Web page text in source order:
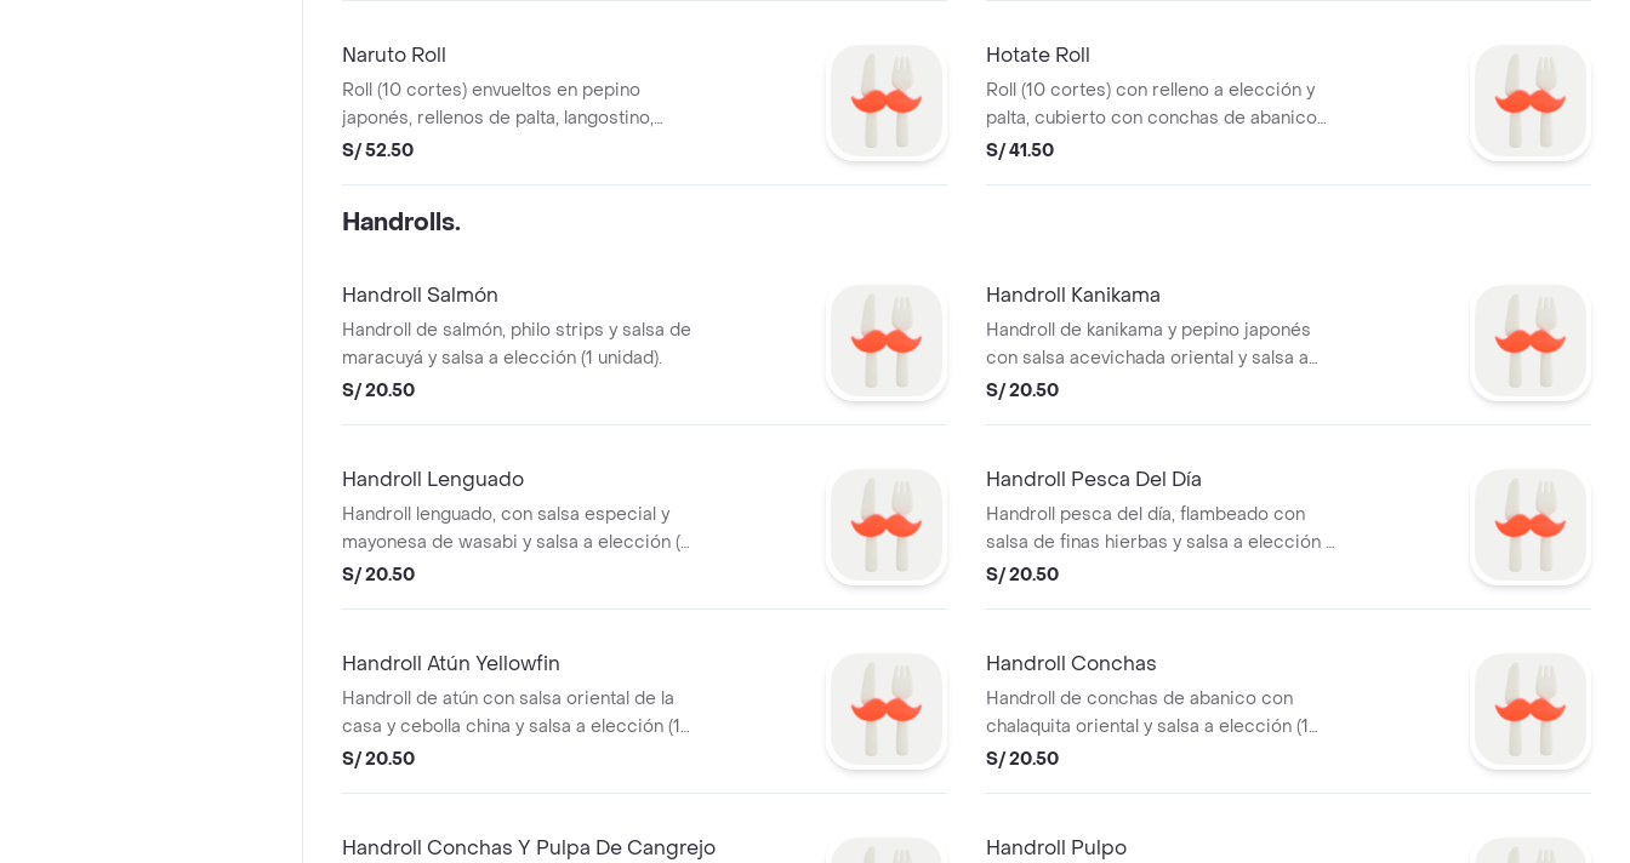
Naruto Roll
Roll (10 cortes) envueltos en pepino
japonés, rellenos de palta, langostino,
atún, salmón y salsa a elección.
S/ 52.50
Hotate Roll
Roll (10 cortes) con relleno a elección y
palta, cubierto con conchas de abanico
trufadas, gotas de limón y salsa a
S/ 41.50
Handrolls.
Handroll Salmón
Handroll de salmón, philo strips y salsa de
maracuyá y salsa a elección (1 unidad).
S/ 20.50
Handroll Kanikama
Handroll de kanikama y pepino japonés
con salsa acevichada oriental y salsa a
elección (1 unidad).
S/ 20.50
Handroll Lenguado
Handroll lenguado, con salsa especial y
mayonesa de wasabi y salsa a elección (1
unidad).
S/ 20.50
Handroll Pesca Del Día
Handroll pesca del día, flambeado con
salsa de finas hierbas y salsa a elección (1
unidad).
S/ 20.50
Handroll Atún Yellowfin
Handroll de atún con salsa oriental de la
casa y cebolla china y salsa a elección (1
unidad).
S/ 20.50
Handroll Conchas
Handroll de conchas de abanico con
chalaquita oriental y salsa a elección (1
unidad).
S/ 20.50
Handroll Conchas Y Pulpa De Cangrejo Handroll Pulpo